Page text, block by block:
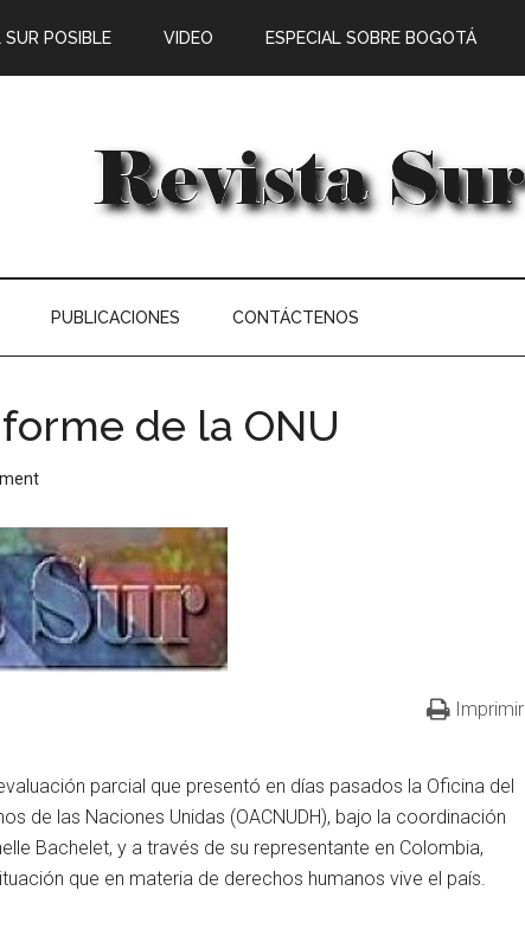
SUR POSIBLE VIDEO ESPECIAL SOBRE BOGOTÁ
PUBLICACIONES CONTÁCTENOS
de la ONU
Imprimir
parcial que presentó en días pasados la Oficina del
de las Naciones Unidas (OACNUDH), bajo la coordinación
Bachelet, y a través de su representante en Colombia,
que en materia de derechos humanos vive el país.